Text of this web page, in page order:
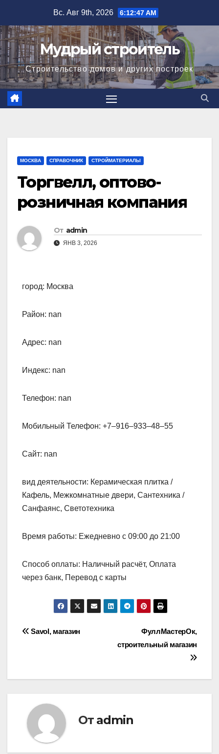
содержимому
Вс. Авг 9th, 2026 6:12:47 AM
Мудрый строитель
Строительство домов и других построек
МОСКВА СПРАВОЧНИК СТРОЙМАТЕРИАЛЫ
Торгвелл, оптово-
розничная компания
От admin
ЯНВ 3, 2026
город: Москва
Район: nan
Адрес: nan
Индекс: nan
Телефон: nan
Мобильный Телефон: +7‒916‒933‒48‒55
Сайт: nan
вид деятельности: Керамическая плитка /
Кафель, Межкомнатные двери, Сантехника /
Санфаянс, Светотехника
Время работы: Ежедневно с 09:00 до 21:00
Способ оплаты: Наличный расчёт, Оплата
через банк, Перевод с карты
Навигация
записям
ФуллМастерОк,
строительный магазин
Savol, магазин
От admin